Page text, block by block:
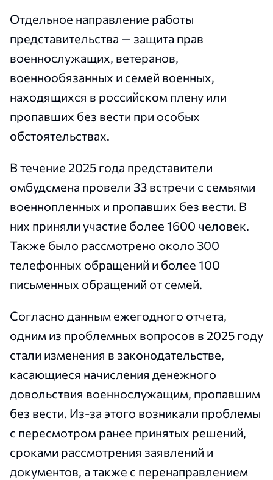
Отдельное направление работы
представительства — защита прав
военнослужащих, ветеранов,
военнообязанных и семей военных,
находящихся в российском плену или
пропавших без вести при особых
обстоятельствах.
В течение 2025 года представители
омбудсмена провели 33 встречи с семьями
военнопленных и пропавших без вести. В
них приняли участие более 1600 человек.
Также было рассмотрено около 300
телефонных обращений и более 100
письменных обращений от семей.
Согласно данным ежегодного отчета,
одним из проблемных вопросов в 2025 году
стали изменения в законодательстве,
касающиеся начисления денежного
довольствия военнослужащим, пропавшим
без вести. Из-за этого возникали проблемы
с пересмотром ранее принятых решений,
сроками рассмотрения заявлений и
документов, а также с перенаправлением